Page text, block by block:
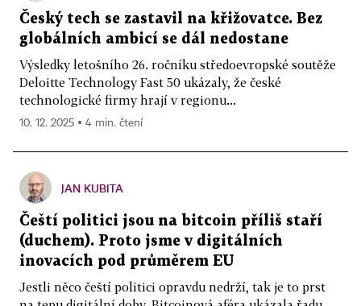
Český tech se zastavil na křižovatce. Bez
globálních ambicí se dál nedostane
Výsledky letošního 26. ročníku středoevropské soutěže
Deloitte Technology Fast 50 ukázaly, že české
technologické firmy hrají v regionu...
10. 12. 2025 ▪ 4 min. čtení
JAN KUBITA
Čeští politici jsou na bitcoin příliš staří
(duchem). Proto jsme v digitálních
inovacích pod průměrem EU
Jestli něco čeští politici opravdu nedrží, tak je to prst